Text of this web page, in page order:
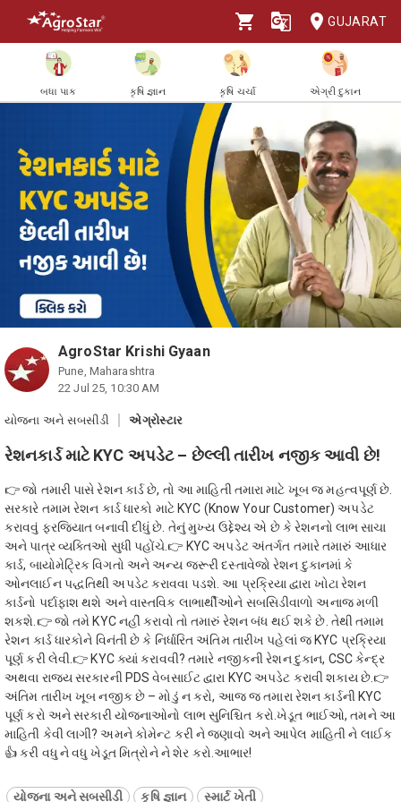
GUJARAT
બધા પાક કૃષિ જ્ઞાન કૃષિ ચર્ચા એગ્રી દુકાન
AgroStar Krishi Gyaan
Pune, Maharashtra
22 Jul 25, 10:30 AM
યોજના અને સબસીડી એગ્રોસ્ટાર
રેશનકાર્ડ માટે KYC અપડેટ – છેલ્લી તારીખ નજીક આવી છે!
👉 જો તમારી પાસે રેશન કાર્ડ છે, તો આ માહિતી તમારા માટે ખૂબ જ મહત્વપૂર્ણ છે.
સરકારે તમામ રેશન કાર્ડ ધારકો માટે KYC (Know Your Customer) અપડેટ
કરાવવું ફરજિયાત બનાવી દીધું છે. તેનું મુખ્ય ઉદ્દેશ્ય એ છે કે રેશનનો લાભ સાચા
અને પાત્ર વ્યક્તિઓ સુધી પહોંચે.👉 KYC અપડેટ અંતર્ગત તમારે તમારું આધાર
કાર્ડ, બાયોમેટ્રિક વિગતો અને અન્ય જરૂરી દસ્તાવેજો રેશન દુકાનમાં કે
ઓનલાઈન પદ્ધતિથી અપડેટ કરાવવા પડશે. આ પ્રક્રિયા દ્વારા ખોટા રેશન
કાર્ડનો પર્દાફાશ થશે અને વાસ્તવિક લાભાર્થીઓને સબસિડીવાળો અનાજ મળી
શકશે.👉 જો તમે KYC નહીં કરાવો તો તમારું રેશન બંધ થઈ શકે છે. તેથી તમામ
રેશન કાર્ડ ધારકોને વિનંતી છે કે નિર્ધારિત અંતિમ તારીખ પહેલાં જ KYC પ્રક્રિયા
પૂર્ણ કરી લેવી.👉 KYC ક્યાં કરાવવી? તમારે નજીકની રેશન દુકાન, CSC કેન્દ્ર
અથવા રાજ્ય સરકારની PDS વેબસાઈટ દ્વારા KYC અપડેટ કરાવી શકાય છે.👉
અંતિમ તારીખ ખૂબ નજીક છે – મોડું ન કરો, આજ જ તમારા રેશન કાર્ડની KYC
પૂર્ણ કરો અને સરકારી યોજનાઓનો લાભ સુનિશ્ચિત કરો.ખેડૂત ભાઈઓ, તમને આ
માહિતી કેવી લાગી? અમને કોમેન્ટ કરી ને જણાવો અને આપેલ માહિતી ને લાઈક
👍 કરી વધુ ને વધુ ખેડૂત મિત્રોને ને શેર કરો.આભાર!
યોજના અને સબસીડી કૃષિ જ્ઞાન સ્માર્ટ ખેતી